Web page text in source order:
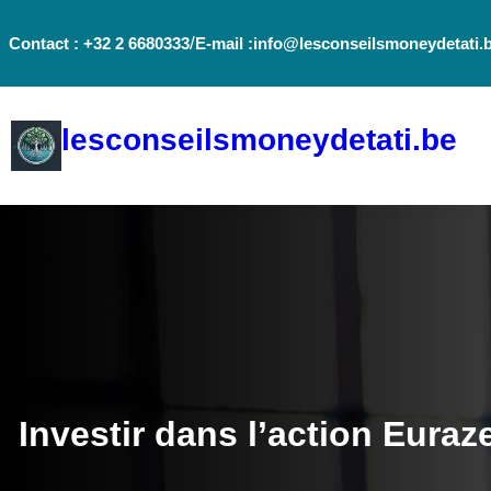
auContact : +32 2 6680333/E-mail
lesconseilsmoneydetati.be
Investir dans l’action